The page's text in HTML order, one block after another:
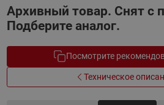
Архивный товар. Снят с
Подберите аналог.
Посмотрите
Техническое